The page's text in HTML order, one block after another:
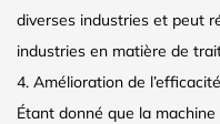
diverses industries et peut
industries en matière de
4. Amélioration de
Étant donné que la